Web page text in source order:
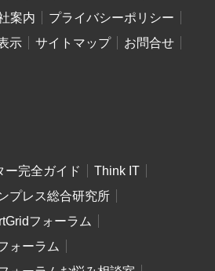
案内
プライバシーポリシー
示
サイトマップ
お問合せ
ー完全ガイド
Think IT
プレス総合研究所
フォーラム
ォーラム